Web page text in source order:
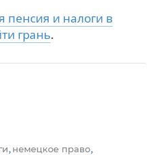
пенсия и налоги в
грань.
, немецкое право,